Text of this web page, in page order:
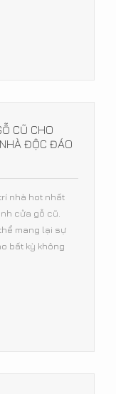
CŨ CHO
NHÀ ĐỘC ĐÁO
nhà hot nhất
cửa gỗ cũ.
mang lại sự
bất kỳ không